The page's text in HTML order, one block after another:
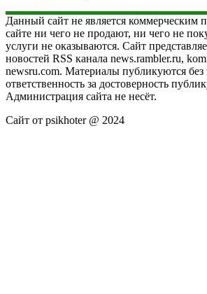
Данный сайт не является коммерческим
сайте ни чего не продают, ни чего не
услуги не оказываются. Сайт
новостей RSS канала news.rambler.ru,
newsru.com. Материалы публикуются без
ответственность за достоверность
Администрация сайта не несёт.
Сайт от psikhoter @ 2024